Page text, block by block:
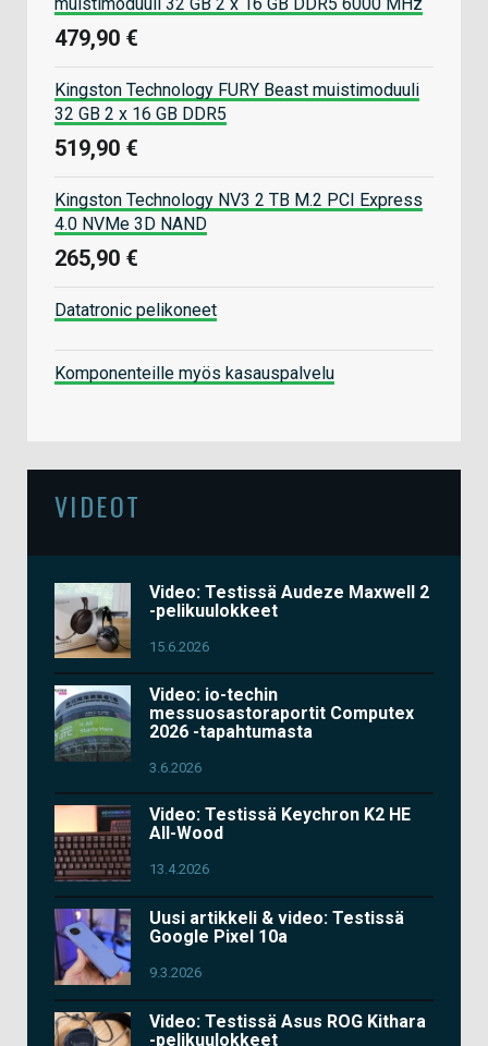
479,90 €
Kingston Technology FURY Beast muistimoduuli
32 GB 2 x 16 GB DDR5
519,90 €
Kingston Technology NV3 2 TB M.2 PCI Express
4.0 NVMe 3D NAND
265,90 €
Datatronic pelikoneet
Komponenteille myös kasauspalvelu
VIDEOT
Video: Testissä Audeze Maxwell 2
-pelikuulokkeet
15.6.2026
Video: io-techin
messuosastoraportit Computex
2026 -tapahtumasta
3.6.2026
Video: Testissä Keychron K2 HE
All-Wood
13.4.2026
Uusi artikkeli & video: Testissä
Google Pixel 10a
9.3.2026
Video: Testissä Asus ROG Kithara
-pelikuulokkeet